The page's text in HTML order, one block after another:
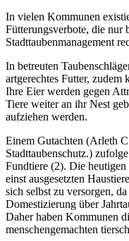
In vielen Kommunen
Fütterungsverbote, die nur
Stadttaubenmanagement
In betreuten
artgerechtes Futter, zudem
Ihre Eier werden gegen
Tiere weiter an ihr Nest
aufziehen werden.
Einem Gutachten (Arleth
Stadttaubenschutz.)
Fundtiere (2). Die
einst ausgesetzten
sich selbst zu versorgen,
Domestizierung über
Daher haben Kommunen
menschengemachten